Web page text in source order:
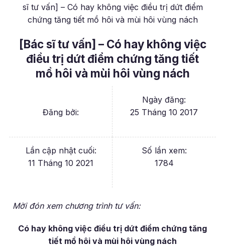
sĩ tư vấn] – Có hay không việc điều trị dứt điểm
chứng tăng tiết mồ hôi và mùi hôi vùng nách
[Bác sĩ tư vấn] – Có hay không việc
điều trị dứt điểm chứng tăng tiết
mồ hôi và mùi hôi vùng nách
Đăng bởi:
Ngày đăng:
25 Tháng 10 2017
Lần cập nhật cuối:
11 Tháng 10 2021
Số lần xem:
1784
Mời đón xem chương trình tư vấn:
Có hay không việc điều trị dứt điểm chứng tăng
tiết mồ hôi và mùi hôi vùng nách